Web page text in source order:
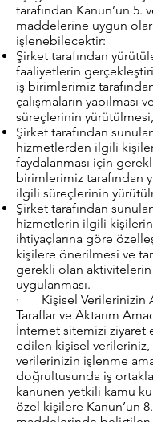
tarafından Kanun’un 5.
maddelerine uygun
işlenebilecektir:
Şirket tarafından
faaliyetlerin
iş birimlerimiz
çalışmaların yapılması
süreçlerinin yürütülmesi,
Şirket tarafından
hizmetlerden ilgili
faydalanması için
birimlerimiz tarafından
ilgili süreçlerinin
Şirket tarafından
hizmetlerin ilgili
ihtiyaçlarına göre
kişilere önerilmesi ve
gerekli olan aktivitelerin
uygulanması.
· Kişisel Verilerinizin
Taraflar ve Aktarım
İnternet sitemizi ziyaret
edilen kişisel verileriniz,
verilerinizin işlenme
doğrultusunda iş
kanunen yetkili kamu
özel kişilere Kanun’un